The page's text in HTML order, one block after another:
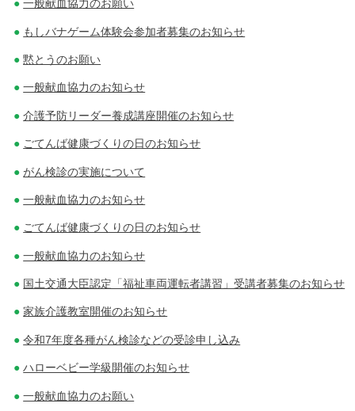
一般献血協力のお願い
もしバナゲーム体験会参加者募集のお知らせ
黙とうのお願い
一般献血協力のお知らせ
介護予防リーダー養成講座開催のお知らせ
ごてんば健康づくりの日のお知らせ
がん検診の実施について
一般献血協力のお知らせ
ごてんば健康づくりの日のお知らせ
一般献血協力のお知らせ
国土交通大臣認定「福祉車両運転者講習」受講者募集のお知らせ
家族介護教室開催のお知らせ
令和7年度各種がん検診などの受診申し込み
ハローベビー学級開催のお知らせ
一般献血協力のお願い